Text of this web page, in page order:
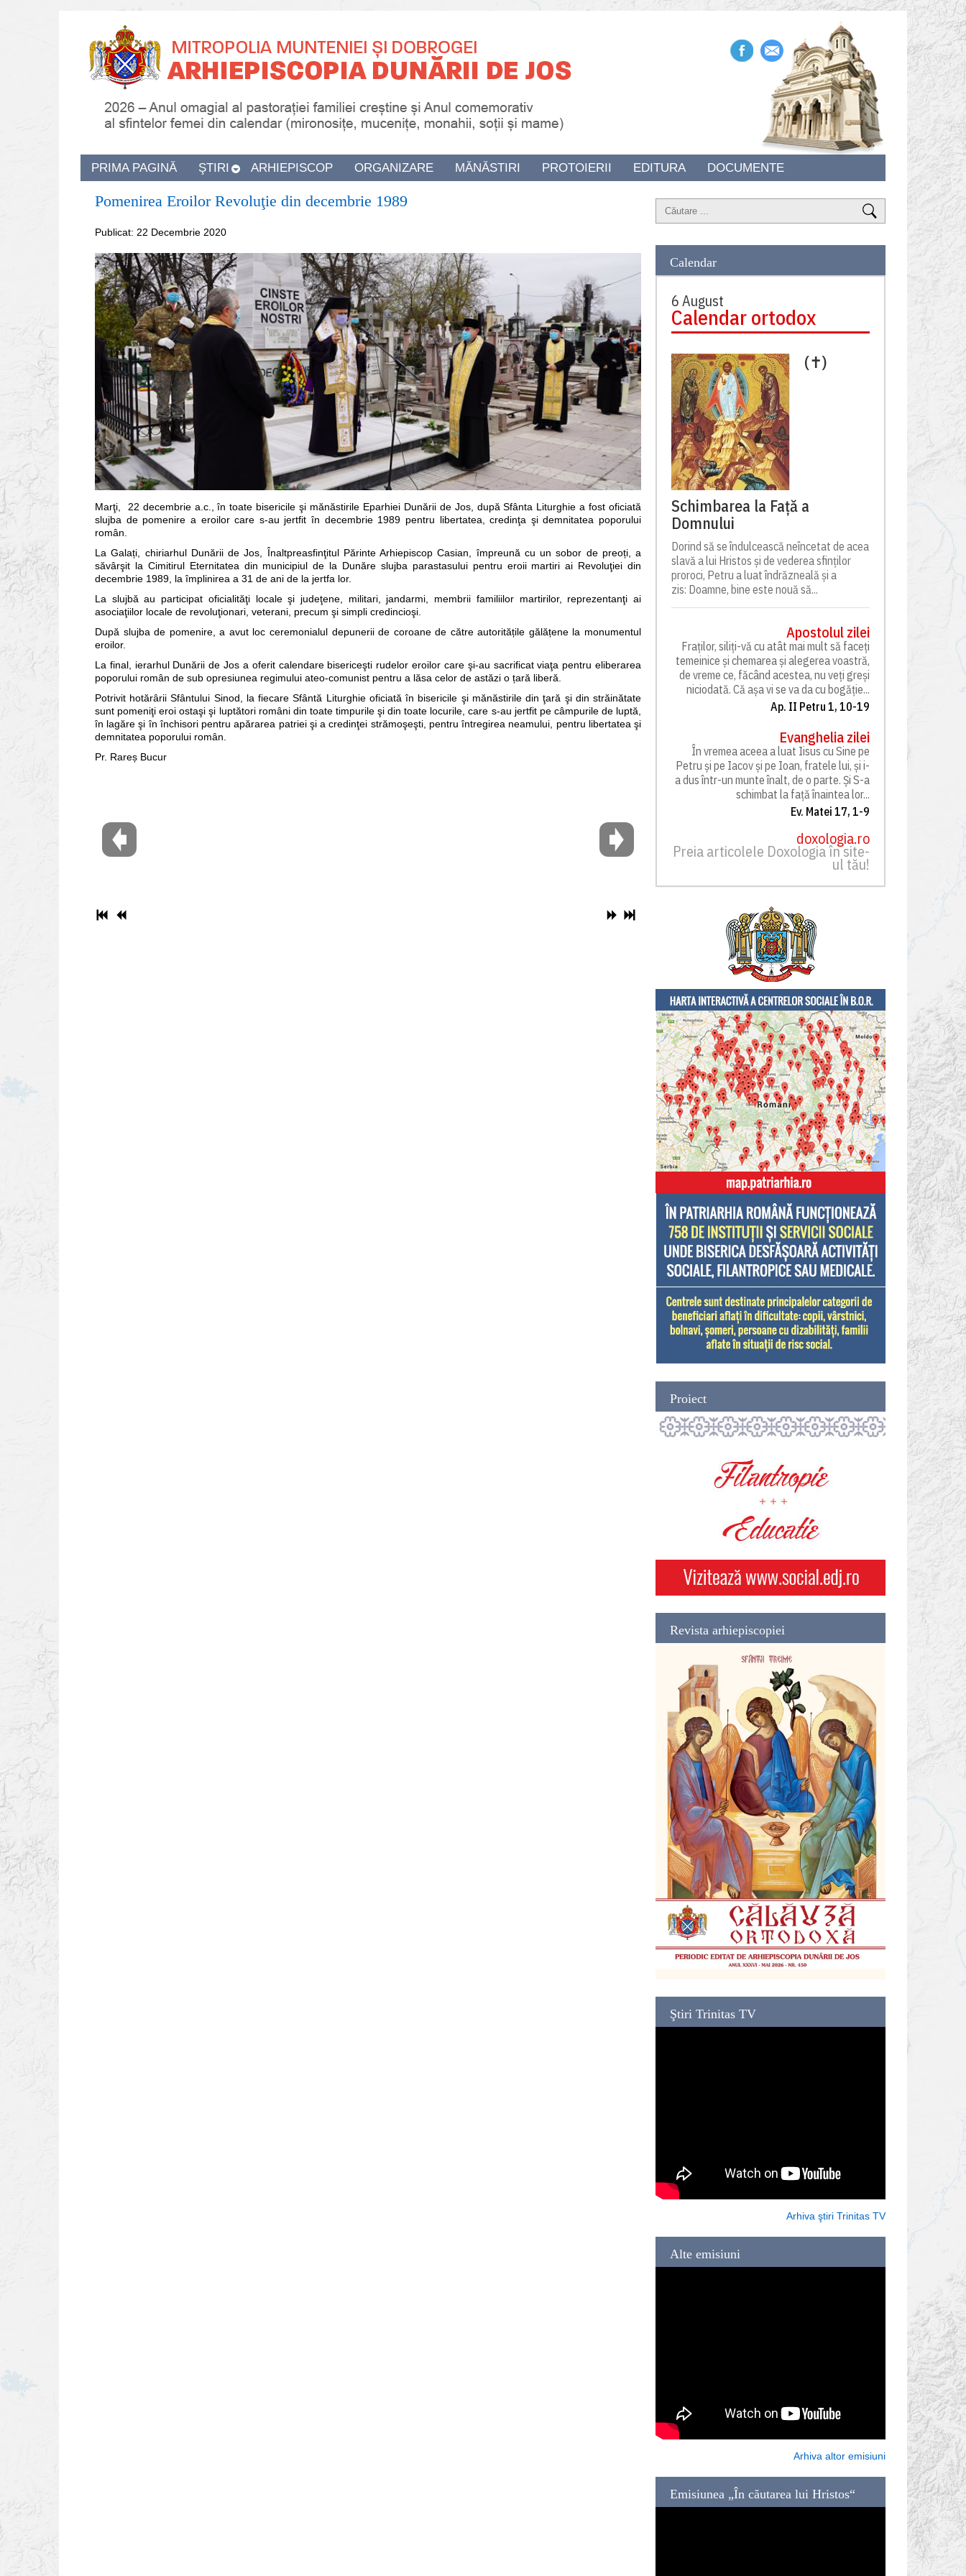
PRIMA PAGINĂ ŞTIRI ARHIEPISCOP ORGANIZARE MĂNĂSTIRI PROTOIERII EDITURA DOCUMENTE
Pomenirea Eroilor Revoluţie din decembrie 1989
Publicat: 22 Decembrie 2020
Marţi, 22 decembrie a.c., în toate bisericile şi mănăstirile Eparhiei Dunării de Jos, după Sfânta Liturghie a fost oficiată
slujba de pomenire a eroilor care s-au jertfit în decembrie 1989 pentru libertatea, credinţa şi demnitatea poporului
român.
La Galați, chiriarhul Dunării de Jos, Înaltpreasfinţitul Părinte Arhiepiscop Casian, împreună cu un sobor de preoți, a
săvârşit la Cimitirul Eternitatea din municipiul de la Dunăre slujba parastasului pentru eroii martiri ai Revoluţiei din
decembrie 1989, la împlinirea a 31 de ani de la jertfa lor.
La slujbă au participat oficialităţi locale şi judeţene, militari, jandarmi, membrii familiilor martirilor, reprezentanţi ai
asociaţiilor locale de revoluţionari, veterani, precum şi simpli credincioşi.
După slujba de pomenire, a avut loc ceremonialul depunerii de coroane de către autoritățile gălățene la monumentul
eroilor.
La final, ierarhul Dunării de Jos a oferit calendare bisericeşti rudelor eroilor care şi-au sacrificat viaţa pentru eliberarea
poporului român de sub opresiunea regimului ateo-comunist pentru a lăsa celor de astăzi o țară liberă.
Potrivit hotărârii Sfântului Sinod, la fiecare Sfântă Liturghie oficiată în bisericile şi mănăstirile din ţară şi din străinătate
sunt pomeniţi eroi ostaşi şi luptători români din toate timpurile şi din toate locurile, care s-au jertfit pe câmpurile de luptă,
în lagăre şi în închisori pentru apărarea patriei şi a credinţei strămoşeşti, pentru întregirea neamului, pentru libertatea şi
demnitatea poporului român.
Pr. Rareș Bucur
Calendar
6 August
Calendar ortodox
(✝)
Schimbarea la Față a
Domnului
Dorind să se îndulcească neîncetat de acea
slavă a lui Hristos și de vederea sfinților
proroci, Petru a luat îndrăzneală și a
zis: Doamne, bine este nouă să...
Apostolul zilei
Fraților, siliți-vă cu atât mai mult să faceți
temeinice și chemarea și alegerea voastră,
de vreme ce, făcând acestea, nu veți greși
niciodată. Că așa vi se va da cu bogăție...
Ap. II Petru 1, 10-19
Evanghelia zilei
În vremea aceea a luat Iisus cu Sine pe
Petru și pe Iacov și pe Ioan, fratele lui, și i-
a dus într-un munte înalt, de o parte. Și S-a
schimbat la față înaintea lor...
Ev. Matei 17, 1-9
doxologia.ro
Preia articolele Doxologia în site-
ul tău!
Proiect
Revista arhiepiscopiei
Ştiri Trinitas TV
Arhiva ştiri Trinitas TV
Alte emisiuni
Arhiva altor emisiuni
Emisiunea „În căutarea lui Hristos“